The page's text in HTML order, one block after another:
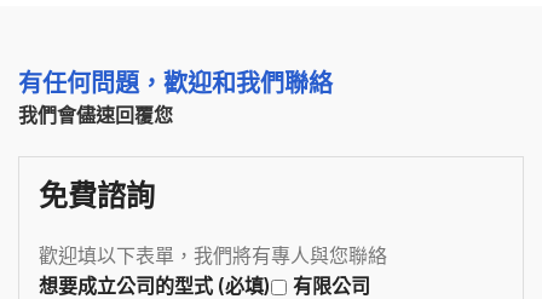
有任何問題，歡迎和我們聯絡
我們會儘速回覆您
免費諮詢
歡迎填以下表單，我們將有專人與您聯絡
想要成立公司的型式 (必填)
有限公司